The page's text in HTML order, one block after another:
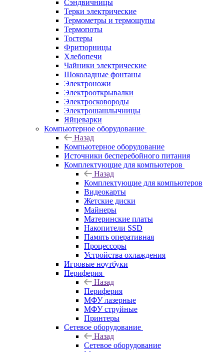
Сэндвичницы
Терки электрические
Термометры и термощупы
Термопоты
Тостеры
Фритюрницы
Хлебопечи
Чайники электрические
Шоколадные фонтаны
Электроножи
Электрооткрывалки
Электросковороды
Электрошашлычницы
Яйцеварки
Компьютерное оборудование
Назад
Компьютерное оборудование
Источники бесперебойного питания
Комплектующие для компьютеров
Назад
Комплектующие для компьютеров
Видеокарты
Жетские диски
Майнеры
Материнские платы
Накопители SSD
Память оперативная
Процессоры
Устройства охлаждения
Игровые ноутбуки
Периферия
Назад
Периферия
МФУ лазерные
МФУ струйные
Принтеры
Сетевое оборудование
Назад
Сетевое оборудование